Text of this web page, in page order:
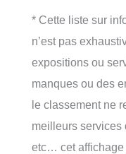
* Cette liste sur
n’est pas
expositions ou
manques ou des
le classement ne
meilleurs services
etc… cet affichage